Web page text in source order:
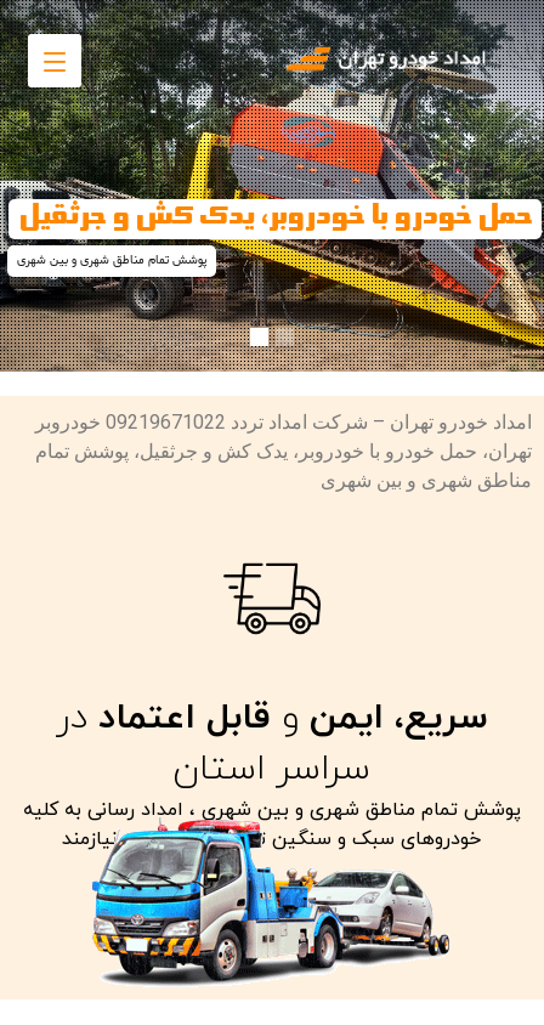
حمل خودرو با خودروبر، یدک کش و جرثقیل
پوشش تمام مناطق شهری و بین شهری
امداد خودرو تهران – شرکت امداد تردد 09219671022 خودروبر
تهران، حمل خودرو با خودروبر، یدک کش و جرثقیل، پوشش تمام
مناطق شهری و بین شهری
سریع، ایمن و قابل اعتماد در
سراسر استان
پوشش تمام مناطق شهری و بین شهری ، امداد رسانی به کلیه
خودروهای سبک و سنگین تصادفی معیوب و نیازمند